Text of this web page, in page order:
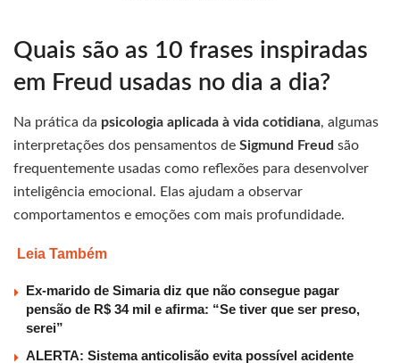
Quais são as 10 frases inspiradas
em Freud usadas no dia a dia?
Na prática da psicologia aplicada à vida cotidiana, algumas
interpretações dos pensamentos de Sigmund Freud são
frequentemente usadas como reflexões para desenvolver
inteligência emocional. Elas ajudam a observar
comportamentos e emoções com mais profundidade.
Leia Também
Ex-marido de Simaria diz que não consegue pagar
pensão de R$ 34 mil e afirma: “Se tiver que ser preso,
serei”
ALERTA: Sistema anticolisão evita possível acidente